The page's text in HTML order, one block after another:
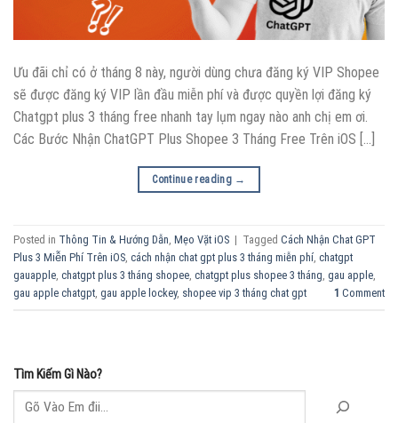
Ưu đãi chỉ có ở tháng 8 này, người dùng chưa đăng ký VIP Shopee
sẽ được đăng ký VIP lần đầu miễn phí và được quyền lợi đăng ký
Chatgpt plus 3 tháng free nhanh tay lụm ngay nào anh chị em ơi.
Các Bước Nhận ChatGPT Plus Shopee 3 Tháng Free Trên iOS […]
Continue reading →
Posted in Thông Tin & Hướng Dẫn, Mẹo Vặt iOS | Tagged Cách Nhận Chat GPT
Plus 3 Miễn Phí Trên iOS, cách nhận chat gpt plus 3 tháng miễn phí, chatgpt
gauapple, chatgpt plus 3 tháng shopee, chatgpt plus shopee 3 tháng, gau apple,
gau apple chatgpt, gau apple lockey, shopee vip 3 tháng chat gpt 1 Comment
Tìm Kiếm Gì Nào?